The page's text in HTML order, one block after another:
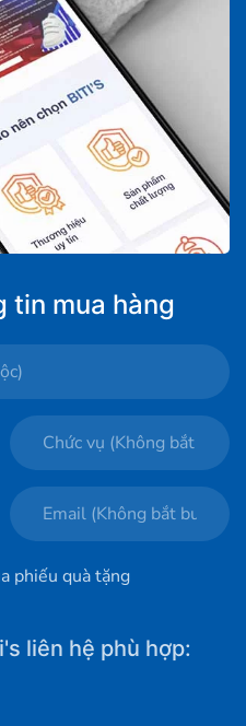
tin mua hàng
phiếu quà tặng
liên hệ phù hợp: